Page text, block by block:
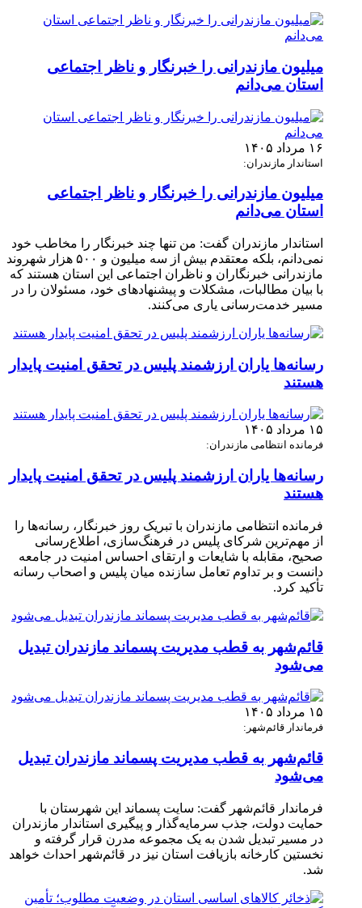
میلیون مازندرانی را خبرنگار و ناظر اجتماعی
استان می‌دانم
۱۶ مرداد ۱۴۰۵
استاندار مازندران:
میلیون مازندرانی را خبرنگار و ناظر اجتماعی
استان می‌دانم
استاندار مازندران گفت: من تنها چند خبرنگار را مخاطب خود
نمی‌دانم، بلکه معتقدم بیش از سه میلیون و ۵۰۰ هزار شهروند
مازندرانی خبرنگاران و ناظران اجتماعی این استان هستند که
با بیان مطالبات، مشکلات و پیشنهادهای خود، مسئولان را در
مسیر خدمت‌رسانی یاری می‌کنند.
رسانه‌ها یاران ارزشمند پلیس در تحقق امنیت پایدار
هستند
۱۵ مرداد ۱۴۰۵
فرمانده انتظامی مازندران:
رسانه‌ها یاران ارزشمند پلیس در تحقق امنیت پایدار
هستند
فرمانده انتظامی مازندران با تبریک روز خبرنگار، رسانه‌ها را
از مهم‌ترین شرکای پلیس در فرهنگ‌سازی، اطلاع‌رسانی
صحیح، مقابله با شایعات و ارتقای احساس امنیت در جامعه
دانست و بر تداوم تعامل سازنده میان پلیس و اصحاب رسانه
تأکید کرد.
قائم‌شهر به قطب مدیریت پسماند مازندران تبدیل
می‌شود
۱۵ مرداد ۱۴۰۵
فرماندار قائم‌شهر:
قائم‌شهر به قطب مدیریت پسماند مازندران تبدیل
می‌شود
فرماندار قائم‌شهر گفت: سایت پسماند این شهرستان با
حمایت دولت، جذب سرمایه‌گذار و پیگیری استاندار مازندران
در مسیر تبدیل شدن به یک مجموعه مدرن قرار گرفته و
نخستین کارخانه بازیافت استان نیز در قائم‌شهر احداث خواهد
شد.